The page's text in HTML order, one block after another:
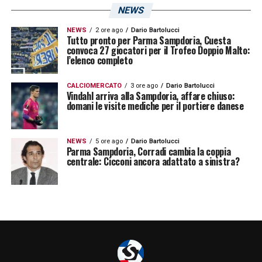
NEWS
NEWS 2 ore ago Dario Bartolucci
Tutto pronto per Parma Sampdoria, Cuesta
convoca 27 giocatori per il Trofeo Doppio Malto:
l’elenco completo
CALCIOMERCATO 3 ore ago Dario Bartolucci
Vindahl arriva alla Sampdoria, affare chiuso:
domani le visite mediche per il portiere danese
NEWS 5 ore ago Dario Bartolucci
Parma Sampdoria, Corradi cambia la coppia
centrale: Cicconi ancora adattato a sinistra?